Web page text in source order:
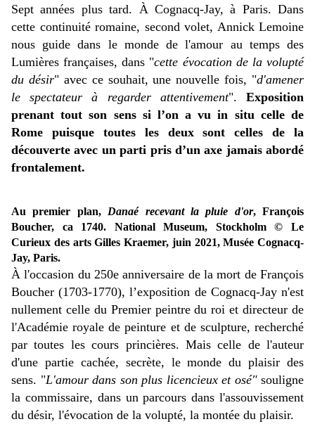
Sept années plus tard. À Cognacq-Jay, à Paris. Dans
cette continuité romaine, second volet, Annick Lemoine
nous guide dans le monde de l'amour au temps des
Lumières françaises, dans "cette évocation de la volupté
du désir" avec ce souhait, une nouvelle fois, "d'amener
le spectateur à regarder attentivement".Exposition
prenant tout son sens si l’on a vu in situ celle de
Rome puisque toutes les deux sont celles
de la
découverte avec un parti pris d’un axe jamais abordé
frontalement.
Au premier plan, Danaé recevant la pluie d'or, François
Boucher, ca 1740. National Museum, Stockholm © Le
Curieux des arts Gilles Kraemer, juin 2021, Musée Cognacq-
Jay, Paris.
À l'occasion du 250e anniversaire de la mort de François
Boucher (1703-1770), l’exposition de Cognacq-Jay n'est
nullement celle du Premier peintre du roi et directeur de
l'Académie royale de peinture et de sculpture, recherché
par toutes les cours princières. Mais celle de l'auteur
d'une partie cachée, secrète, le monde du plaisir des
sens. "L'amour dans son plus licencieux et osé"souligne
la commissaire, dans un parcours dans l'assouvissement
du désir, l'évocation de la volupté, la montée du plaisir.